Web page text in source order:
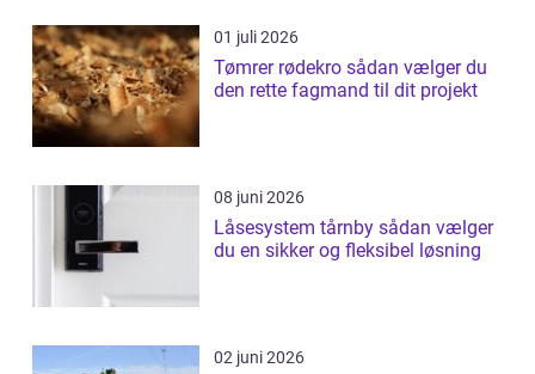
01 juli 2026
Tømrer rødekro sådan vælger du
den rette fagmand til dit projekt
08 juni 2026
Låsesystem tårnby sådan vælger
du en sikker og fleksibel løsning
02 juni 2026